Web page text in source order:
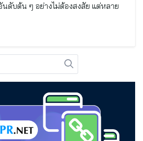
นดับต้น ๆ อย่างไม่ต้องสงสัย แต่หลาย